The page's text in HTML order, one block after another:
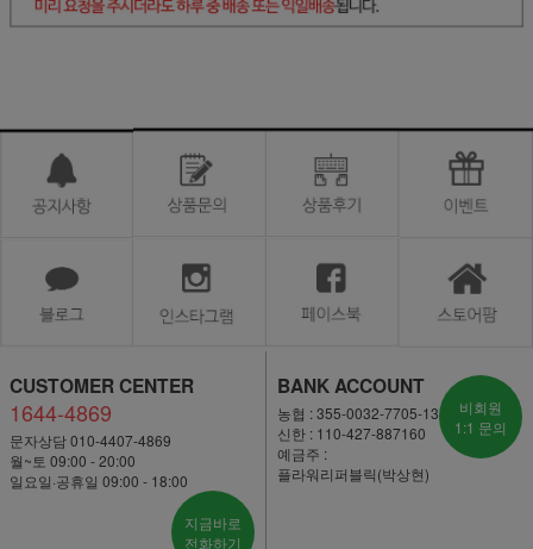
CUSTOMER CENTER
1644-4869
문자상담 010-4407-4869
월~토 09:00 - 20:00
일요일·공휴일 09:00 - 18:00
지금바로
전화하기
BANK ACCOUNT
농협 : 355-0032-7705-13
신한 : 110-427-887160
예금주 :
플라워리퍼블릭(박상현)
비회원
1:1 문의